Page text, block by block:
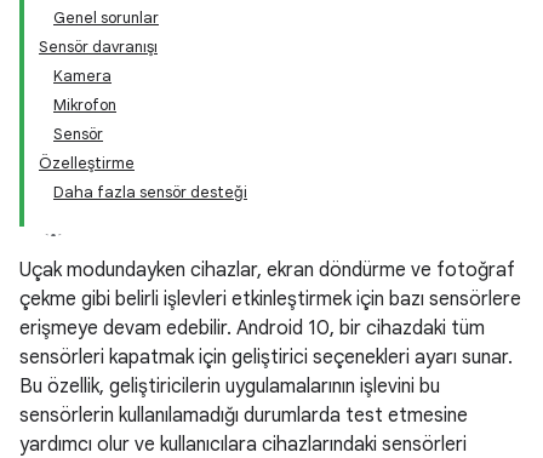
Genel sorunlar
Sensör davranışı
Kamera
Mikrofon
Sensör
Özelleştirme
Daha fazla sensör desteği
Uçak modundayken cihazlar, ekran döndürme ve fotoğraf
çekme gibi belirli işlevleri etkinleştirmek için bazı sensörlere
erişmeye devam edebilir. Android 10, bir cihazdaki tüm
sensörleri kapatmak için geliştirici seçenekleri ayarı sunar.
Bu özellik, geliştiricilerin uygulamalarının işlevini bu
sensörlerin kullanılamadığı durumlarda test etmesine
yardımcı olur ve kullanıcılara cihazlarındaki sensörleri